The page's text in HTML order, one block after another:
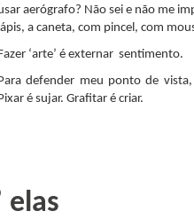
aerógrafo? Não sei e não me
lápis, a caneta, com pincel, com
‘arte’ é externar sentimento.
defender meu ponto de
é sujar. Grafitar é criar.
elas